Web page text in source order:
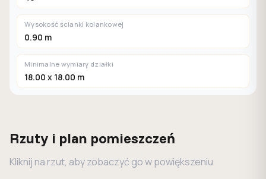
Wysokość ścianki kolankowej
0.90 m
Minimalne wymiary działki
18.00 x 18.00 m
Rzuty i plan pomieszczeń
Kliknij na rzut, aby zobaczyć go w powiększeniu